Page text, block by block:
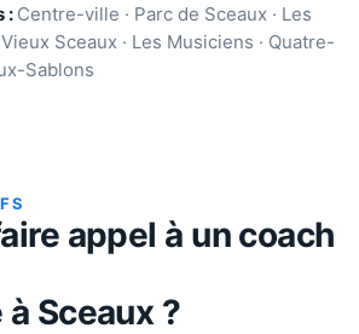
: Centre-ville · Parc de Sceaux · Les
Sceaux · Les Musiciens · Quatre-
Sablons
appel à un coach
à Sceaux ?